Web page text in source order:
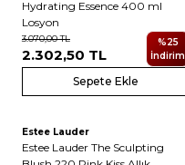
Hydrating Essence 400 ml
Losyon
3.070,00TL
2.302,50 TL
%25
İndirim
Sepete Ekle
Yeni
3
Estee Lauder
Estee Lauder The Sculpting